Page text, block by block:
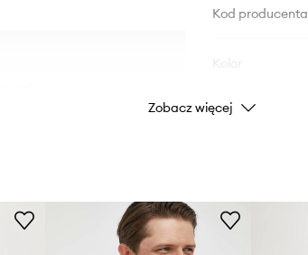
Kod producenta
Marka
Zobacz więcej